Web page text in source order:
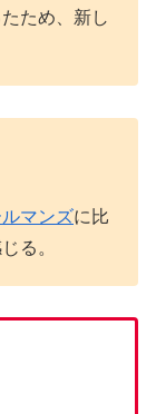
ため、新し
ルマンズに比
る。